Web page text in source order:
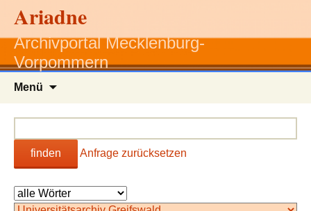
Ariadne
Archivportal Mecklenburg-
Vorpommern
Menü
finden Anfrage zurücksetzen